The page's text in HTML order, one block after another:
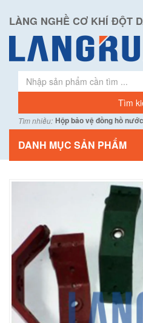
LÀNG NGHỀ CƠ KHÍ ĐỘT
Tìm nhiều: Hộp bảo vệ đồng hồ
DANH MỤC SẢN PHẨM